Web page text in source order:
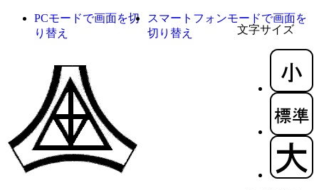
文字サイズ
PCモードで画面を切
り替え
スマートフォンモードで画面を
切り替え